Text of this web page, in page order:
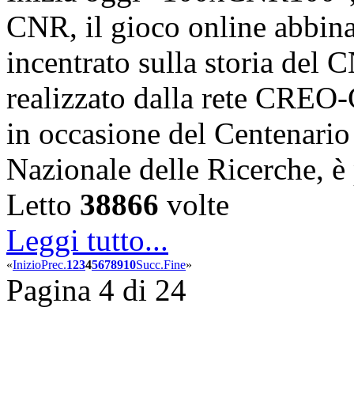
CNR, il gioco online
incentrato sulla storia del
realizzato dalla rete
in occasione del
Nazionale delle Ricerche,
Letto 38866 volte
Leggi tutto...
«InizioPrec.12345678910Succ.Fine»
Pagina 4 di 24